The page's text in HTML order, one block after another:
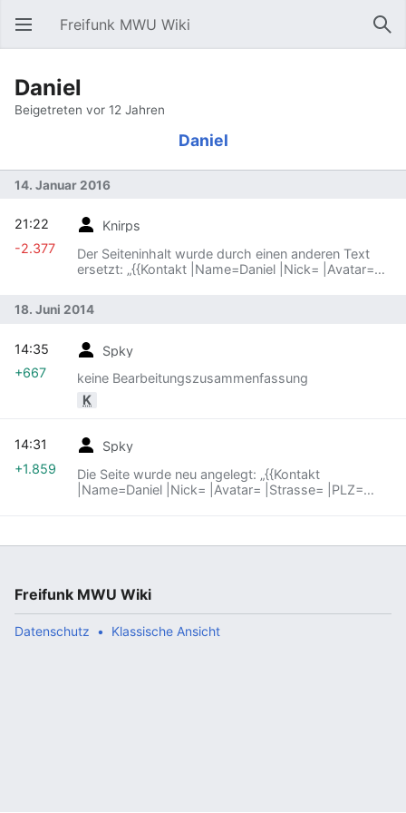
Hauptmenü öffnen Freifunk MWU Wiki
Daniel
Beigetreten vor 12 Jahren
Daniel
14. Januar 2016
Knirps
Der Seiteninhalt wurde durch einen anderen Text
ersetzt: „{{Kontakt |Name=Daniel |Nick= |Avatar=
21:22
-2.377
18. Juni 2014
Spky
keine Bearbeitungszusammenfassung
K
14:35
+667
Spky
Die Seite wurde neu angelegt: „{{Kontakt
|Name=Daniel |Nick= |Avatar= |Strasse= |PLZ=
14:31
+1.859
Freifunk MWU Wiki
Datenschutz Klassische Ansicht